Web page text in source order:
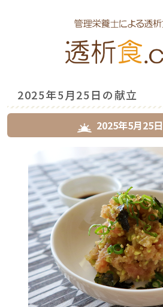
2025年5月25日の献立
2025年5月25日